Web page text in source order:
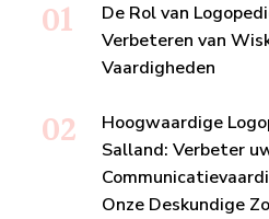
De Rol van
Verbeteren van
Vaardigheden
Hoogwaardige
Salland: Verbeter
Onze Deskundige